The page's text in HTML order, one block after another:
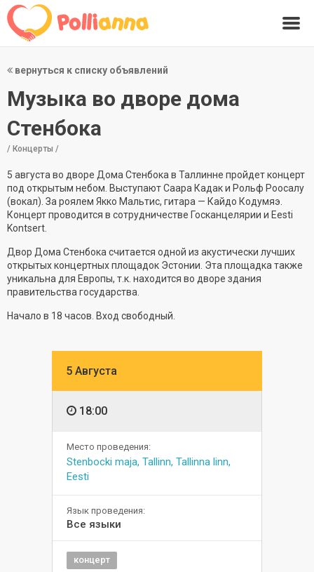
вернуться к списку объявлений
Музыка во дворе дома
Стенбока
/ Концерты /
5 августа во дворе Дома Стенбока в Таллинне пройдет концерт
под открытым небом. Выступают Саара Кадак и Рольф Роосалу
(вокал). За роялем Якко Мальтис, гитара — Кайдо Кодумяэ.
Концерт проводится в сотрудничестве Госканцелярии и Eesti
Kontsert.
Двор Дома Стенбока считается одной из акустически лучших
открытых концертных площадок Эстонии. Эта площадка также
уникальна для Европы, т.к. находится во дворе здания
правительства государства.
Начало в 18 часов. Вход свободный.
5 Августа
18:00
Место проведения:
Stenbocki maja, Tallinn, Tallinna linn,
Eesti
Язык проведения:
Все языки
концерт